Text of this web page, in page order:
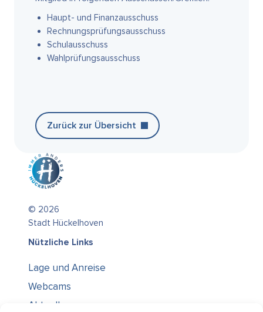
Haupt- und Finanzausschuss
Rechnungsprüfungsausschuss
Schulausschuss
Wahlprüfungsausschuss
Zurück zur Übersicht
© 2026
Stadt Hückelhoven
Nützliche Links
Lage und Anreise
Webcams
Aktuelles